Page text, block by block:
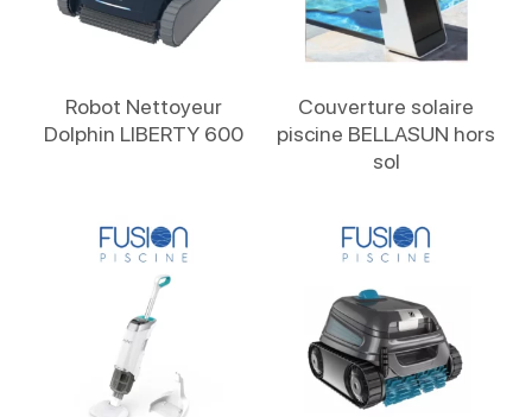
Robot Nettoyeur
Dolphin LIBERTY 600
Couverture solaire
piscine BELLASUN hors
sol